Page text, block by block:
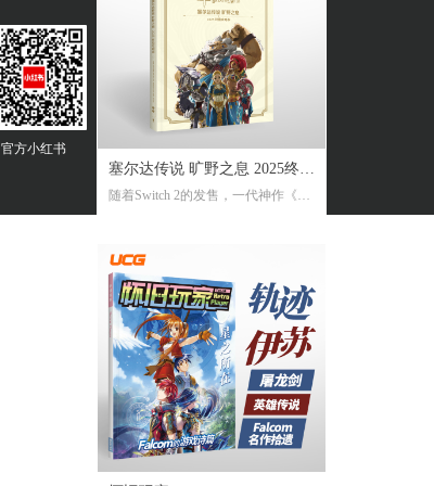
塞尔达传说 旷野之息 2025终极
攻略本
随着Switch 2的发售，一代神作《旷
受好评的完全攻略本基础上，增加
了16页全新内容，总页数达到了316
页。新增内容包括NS2版详解、ZEL
DA NOTES指南，以及新增的125个
塞尔达声之记忆的收集地图及其内
容！
官方小红书